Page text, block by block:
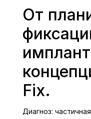
От
Fix.
Диагноз: